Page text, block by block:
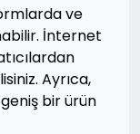
ve
İnternet
Ayrıca,
bir ürün